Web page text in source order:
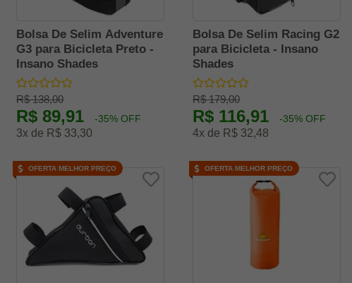
Bolsa De Selim Adventure
G3 para Bicicleta Preto -
Insano Shades
R$ 138,00
R$ 89,91 -35% OFF
3x de R$ 33,30
Bolsa De Selim Racing G2
para Bicicleta - Insano
Shades
R$ 179,00
R$ 116,91 -35% OFF
4x de R$ 32,48
OFERTA MELHOR PREÇO OFERTA MELHOR PREÇO